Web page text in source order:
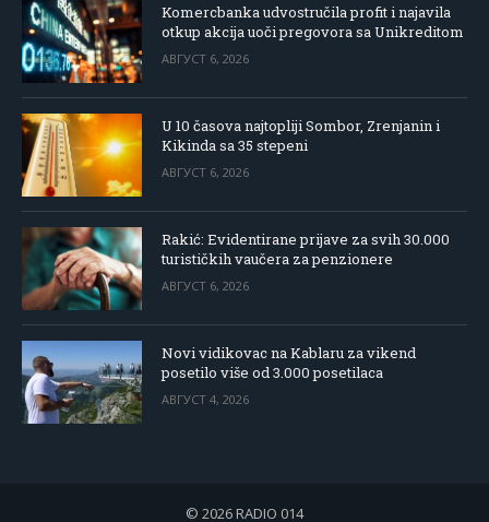
Komercbanka udvostručila profit i najavila
otkup akcija uoči pregovora sa Unikreditom
АВГУСТ 6, 2026
U 10 časova najtopliji Sombor, Zrenjanin i
Kikinda sa 35 stepeni
АВГУСТ 6, 2026
Rakić: Evidentirane prijave za svih 30.000
turističkih vaučera za penzionere
АВГУСТ 6, 2026
Novi vidikovac na Kablaru za vikend
posetilo više od 3.000 posetilaca
АВГУСТ 4, 2026
© 2026 RADIO 014